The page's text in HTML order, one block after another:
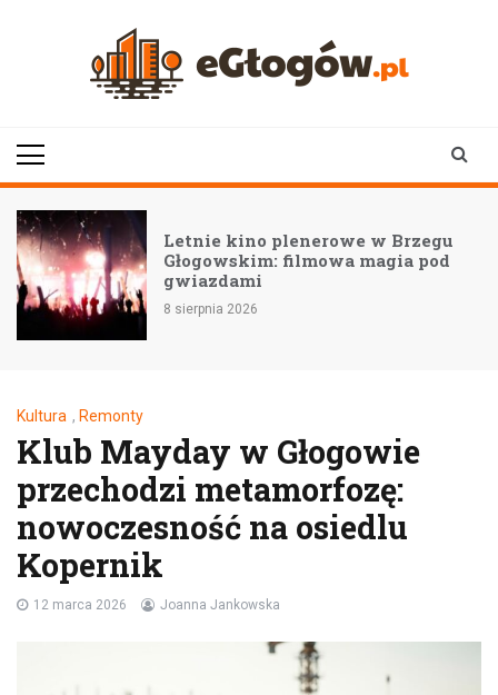
Letnie kino plenerowe w Brzegu
Głogowskim: filmowa magia pod
gwiazdami
8 sierpnia 2026
Kultura , Remonty
Klub Mayday w Głogowie
przechodzi metamorfozę:
nowoczesność na osiedlu
Kopernik
12 marca 2026 Joanna Jankowska